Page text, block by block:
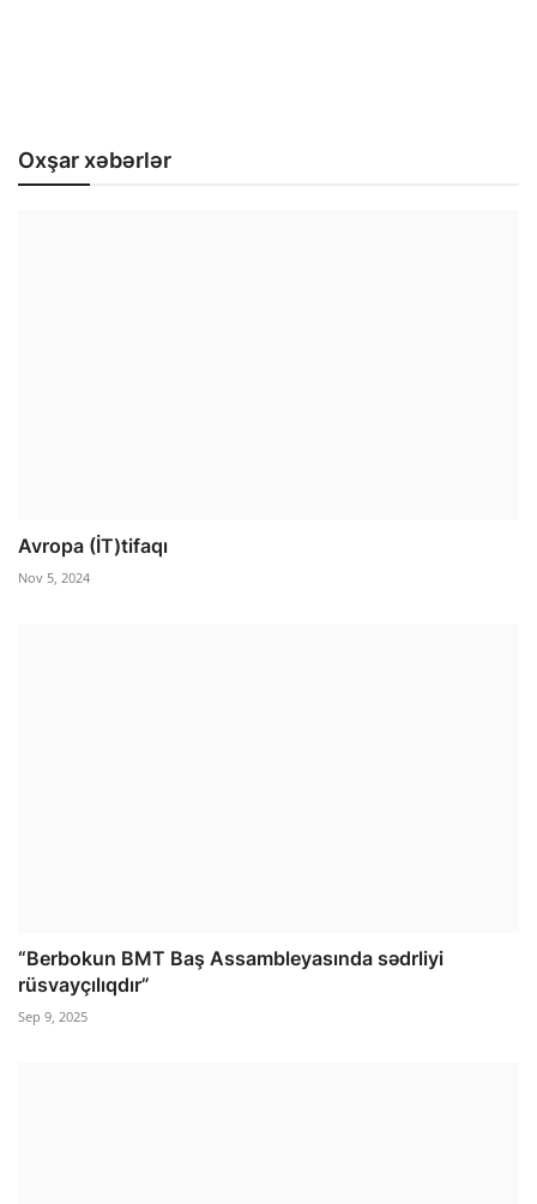
Oxşar xəbərlər
Avropa (İT)tifaqı
Nov 5, 2024
“Berbokun BMT Baş Assambleyasında sədrliyi
rüsvayçılıqdır”
Sep 9, 2025